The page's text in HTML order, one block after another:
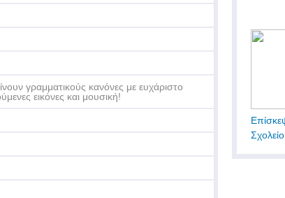
γραμματικούς κανόνες με ευχάριστο
εικόνες και μουσική!